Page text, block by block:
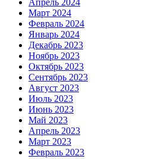
Март 2024
Февраль 2024
Январь 2024
Декабрь 2023
Ноябрь 2023
Октябрь 2023
Сентябрь 2023
Август 2023
Июль 2023
Июнь 2023
Май 2023
Апрель 2023
Март 2023
Февраль 2023